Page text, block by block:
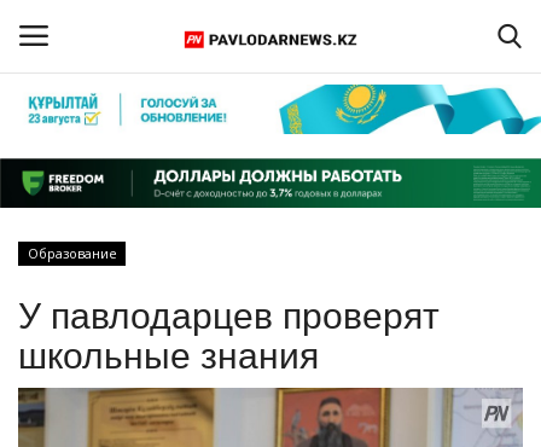
Регистрация
Главная
ПАВЛОДАРСКАЯ ОБЛАСТЬ
КАЗАХСТАН
Образование
У павлодарцев проверят
школьные знания